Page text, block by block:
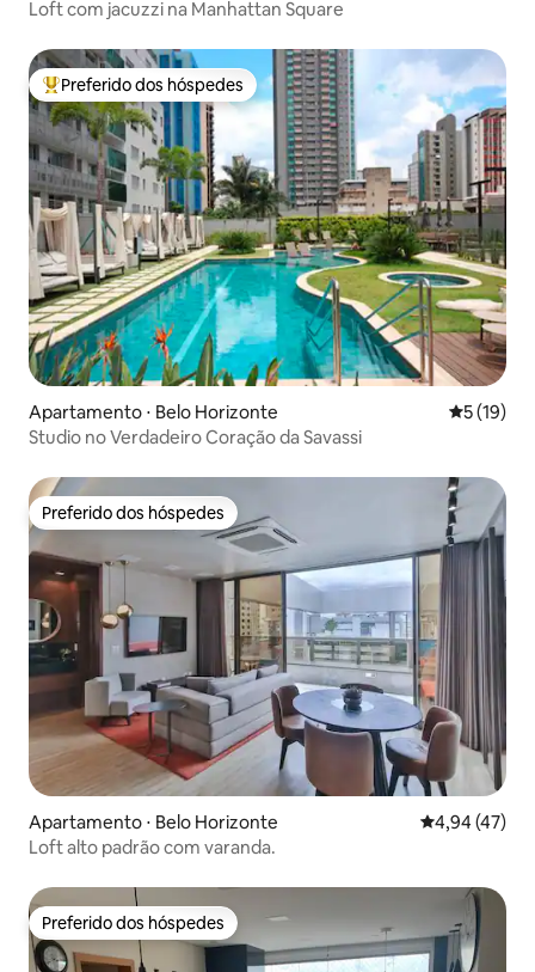
Loft com jacuzzi na Manhattan Square
Entre os melhores preferidos dos hóspedes
Preferido dos hóspedes
Apartamento ⋅ Belo Horizonte 5 de uma
5 (19)
Studio no Verdadeiro Coração da Savassi
Preferido dos hóspedes
Preferido dos hóspedes
Apartamento ⋅ Belo Horizonte 4,94 de uma
4,94 (47)
Loft alto padrão com varanda.
Preferido dos hóspedes
Preferido dos hóspedes